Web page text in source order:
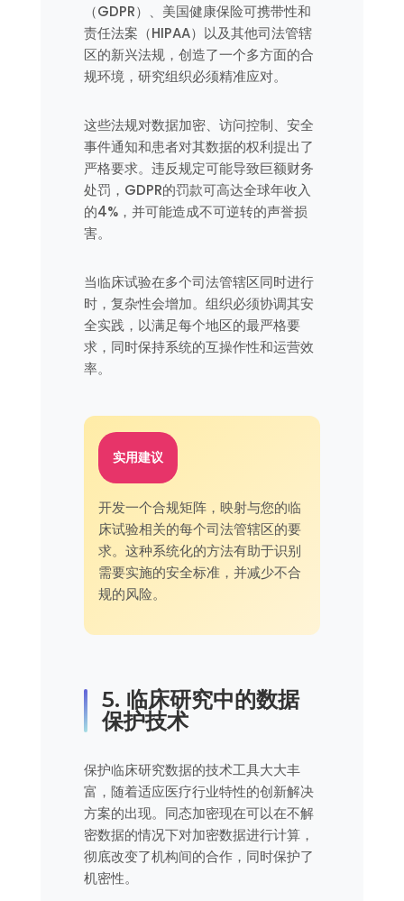
（GDPR）、美国健康保险可携带性和
责任法案（HIPAA）以及其他司法管辖
区的新兴法规，创造了一个多方面的合
规环境，研究组织必须精准应对。
这些法规对数据加密、访问控制、安全
事件通知和患者对其数据的权利提出了
严格要求。违反规定可能导致巨额财务
处罚，GDPR的罚款可高达全球年收入
的4%，并可能造成不可逆转的声誉损
害。
当临床试验在多个司法管辖区同时进行
时，复杂性会增加。组织必须协调其安
全实践，以满足每个地区的最严格要
求，同时保持系统的互操作性和运营效
率。
实用建议
开发一个合规矩阵，映射与您的临
床试验相关的每个司法管辖区的要
求。这种系统化的方法有助于识别
需要实施的安全标准，并减少不合
规的风险。
5. 临床研究中的数据
保护技术
保护临床研究数据的技术工具大大丰
富，随着适应医疗行业特性的创新解决
方案的出现。同态加密现在可以在不解
密数据的情况下对加密数据进行计算，
彻底改变了机构间的合作，同时保护了
机密性。